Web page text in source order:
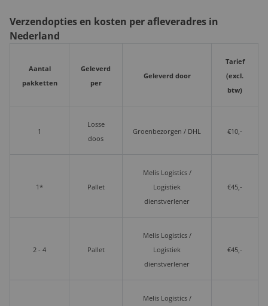
Verzendopties en kosten per afleveradres in
Nederland
Aantal
pakketten
Geleverd
per
Geleverd door
Tarief
(excl.
btw)
1
Losse
doos
Groenbezorgen / DHL €10,-
1* Pallet
Melis Logistics /
Logistiek
dienstverlener
€45,-
2 - 4 Pallet
Melis Logistics /
Logistiek
dienstverlener
€45,-
Melis Logistics /